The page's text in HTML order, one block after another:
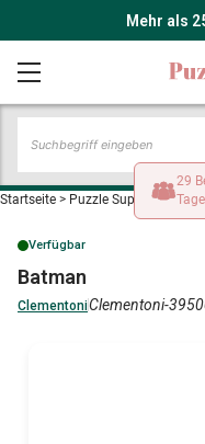
Mehr als
Startseite > Puzzle Superhelden >
Verfügbar
Batman
ClementoniClementoni-
29